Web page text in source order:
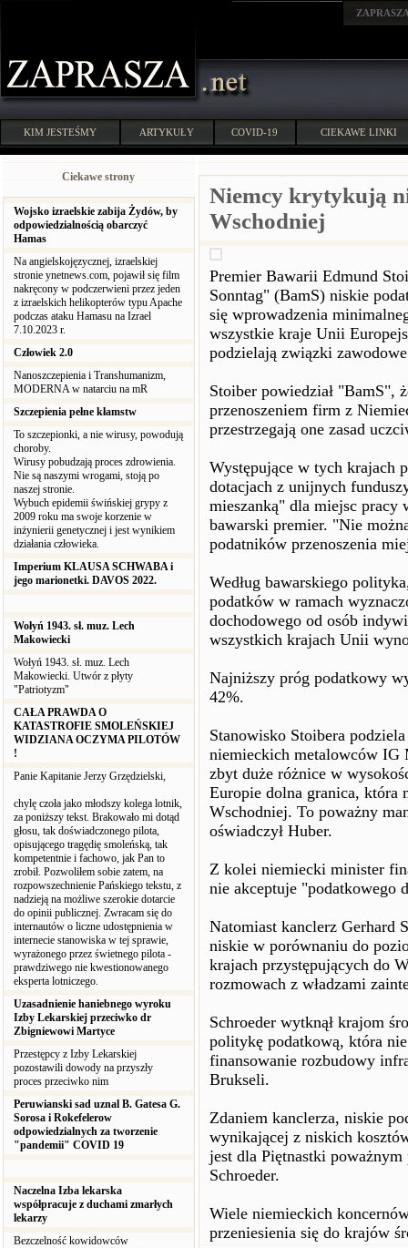
KIM JESTEŚMY ARTYKUŁY COVID-19 CIEKAWE LINKI
Ciekawe strony
Wojsko izraelskie zabija Żydów, by
odpowiedzialnością obarczyć
Hamas
Na angielskojęzycznej, izraelskiej
stronie ynetnews.com, pojawił się film
nakręcony w podczerwieni przez jeden
z izraelskich helikopterów typu Apache
podczas ataku Hamasu na Izrael
7.10.2023 r.
Człowiek 2.0
Nanoszczepienia i Transhumanizm,
MODERNA w natarciu na mR
Szczepienia pełne kłamstw
To szczepionki, a nie wirusy, powodują
choroby.
Wirusy pobudzają proces zdrowienia.
Nie są naszymi wrogami, stoją po
naszej stronie.
Wybuch epidemii świńskiej grypy z
2009 roku ma swoje korzenie w
inżynierii genetycznej i jest wynikiem
działania człowieka.
Imperium KLAUSA SCHWABA i
jego marionetki. DAVOS 2022.
Wołyń 1943. sł. muz. Lech
Makowiecki
Wołyń 1943. sł. muz. Lech
Makowiecki. Utwór z płyty
"Patriotyzm"
CAŁA PRAWDA O
KATASTROFIE SMOLEŃSKIEJ
WIDZIANA OCZYMA PILOTÓW
!
Panie Kapitanie Jerzy Grzędzielski,
chylę czoła jako młodszy kolega lotnik,
za poniższy tekst. Brakowało mi dotąd
głosu, tak doświadczonego pilota,
opisującego tragędię smoleńską, tak
kompetentnie i fachowo, jak Pan to
zrobił. Pozwoliłem sobie zatem, na
rozpowszechnienie Pańskiego tekstu, z
nadzieją na możliwe szerokie dotarcie
do opinii publicznej. Zwracam się do
internautów o liczne udostępnienia w
internecie stanowiska w tej sprawie,
wyrażonego przez świetnego pilota -
prawdziwego nie kwestionowanego
eksperta lotniczego.
Uzasadnienie haniebnego wyroku
Izby Lekarskiej przeciwko dr
Zbigniewowi Martyce
Przestępcy z Izby Lekarskiej
pozostawili dowody na przyszły
proces przeciwko nim
Peruwianski sad uznal B. Gatesa G.
Sorosa i Rokefelerow
odpowiedzialnych za tworzenie
"pandemii" COVID 19
Naczelna Izba lekarska
współpracuje z duchami zmarłych
lekarzy
Bezczelność kowidowców
Niemcy krytykują
Wschodniej
Premier Bawarii Edmund
Sonntag" (BamS) niskie
się wprowadzenia
wszystkie kraje Unii
podzielają związki
Stoiber powiedział "BamS",
przenoszeniem firm z
przestrzegają one zasad
Występujące w tych krajach
dotacjach z unijnych
mieszanką" dla miejsc pracy
bawarski premier. "Nie
podatników przenoszenia
Według bawarskiego
podatków w ramach
dochodowego od osób
wszystkich krajach Unii
Najniższy próg podatkowy
42%.
Stanowisko Stoibera
niemieckich metalowców IG
zbyt duże różnice w
Europie dolna granica, która
Wschodniej. To poważny
oświadczył Huber.
Z kolei niemiecki minister
nie akceptuje "podatkowego
Natomiast kanclerz Gerhard
niskie w porównaniu do
krajach przystępujących do
rozmowach z władzami
Schroeder wytknął krajom
politykę podatkową, która
finansowanie rozbudowy
Brukseli.
Zdaniem kanclerza, niskie
wynikającej z niskich
jest dla Piętnastki
Schroeder.
Wiele niemieckich
przeniesienia się do krajów